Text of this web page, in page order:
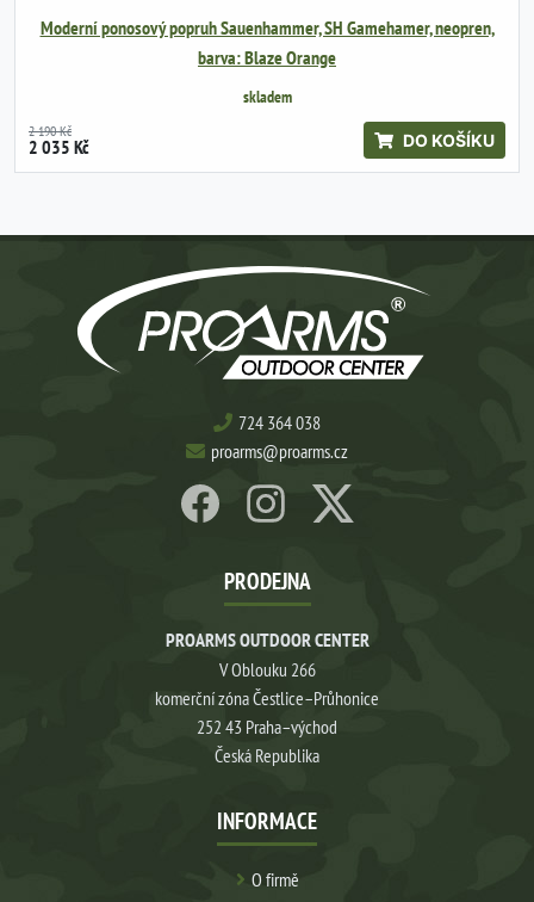
Moderní ponosový popruh Sauenhammer, SH Gamehamer, neopren,
barva: Blaze Orange
skladem
2 190 Kč
2 035 Kč DO KOŠÍKU
724 364 038
proarms@proarms.cz
PRODEJNA
PROARMS OUTDOOR CENTER
V Oblouku 266
komerční zóna Čestlice–Průhonice
252 43 Praha–východ
Česká Republika
INFORMACE
O firmě